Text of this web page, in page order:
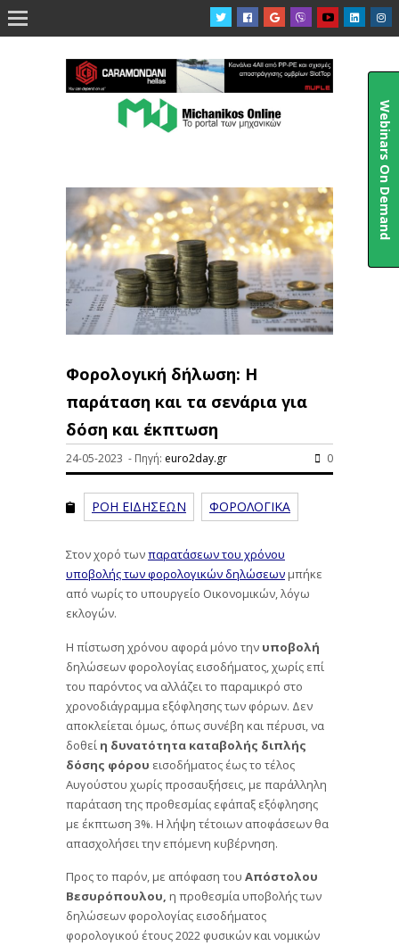

Φορολογική δήλωση: Η
παράταση και τα σενάρια για
δόση και έκπτωση
24-05-2023 - Πηγή: euro2day.gr 0
ΡΟΗ ΕΙΔΗΣΕΩΝ ΦΟΡΟΛΟΓΙΚΑ
Στον χορό τωνπαρατάσεων του χρόνου
υποβολής των φορολογικών δηλώσεωνμπήκε
από νωρίς το υπουργείο Οικονομικών, λόγω
εκλογών.
Η πίστωση χρόνου αφορά μόνο την υποβολή
δηλώσεων φορολογίας εισοδήματος, χωρίς επί
του παρόντος να αλλάζει το παραμικρό στο
χρονοδιάγραμμα εξόφλησης των φόρων. Δεν
αποκλείεται όμως, όπως συνέβη και πέρυσι, να
δοθεί η δυνατότητα καταβολής διπλής
δόσης φόρου εισοδήματος έως το τέλος
Αυγούστου χωρίς προσαυξήσεις, με παράλληλη
παράταση της προθεσμίας εφάπαξ εξόφλησης
με έκπτωση 3%. Η λήψη τέτοιων αποφάσεων θα
απασχολήσει την επόμενη κυβέρνηση.
Προς το παρόν, με απόφαση του Απόστολου
Βεσυρόπουλου, η προθεσμία υποβολής των
δηλώσεων φορολογίας εισοδήματος
φορολογικού έτους 2022 φυσικών και νομικών
Webinars On Demand